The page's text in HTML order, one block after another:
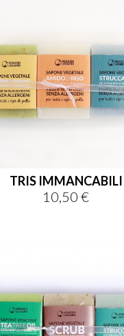
TRIS IMMANCABILI
Prezzo
10,50 €